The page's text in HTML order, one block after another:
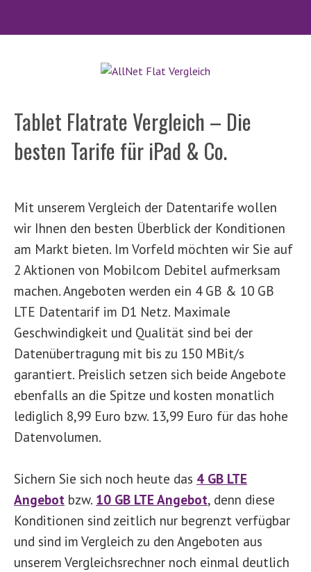
Tablet Flatrate Vergleich – Die
besten Tarife für iPad & Co.
Mit unserem Vergleich der Datentarife wollen
wir Ihnen den besten Überblick der Konditionen
am Markt bieten. Im Vorfeld möchten wir Sie auf
2 Aktionen von Mobilcom Debitel aufmerksam
machen. Angeboten werden ein 4 GB & 10 GB
LTE Datentarif im D1 Netz. Maximale
Geschwindigkeit und Qualität sind bei der
Datenübertragung mit bis zu 150 MBit/s
garantiert. Preislich setzen sich beide Angebote
ebenfalls an die Spitze und kosten monatlich
lediglich 8,99 Euro bzw. 13,99 Euro für das hohe
Datenvolumen.
Sichern Sie sich noch heute das 4 GB LTE
Angebot bzw. 10 GB LTE Angebot, denn diese
Konditionen sind zeitlich nur begrenzt verfügbar
und sind im Vergleich zu den Angeboten aus
unserem Vergleichsrechner noch einmal deutlich